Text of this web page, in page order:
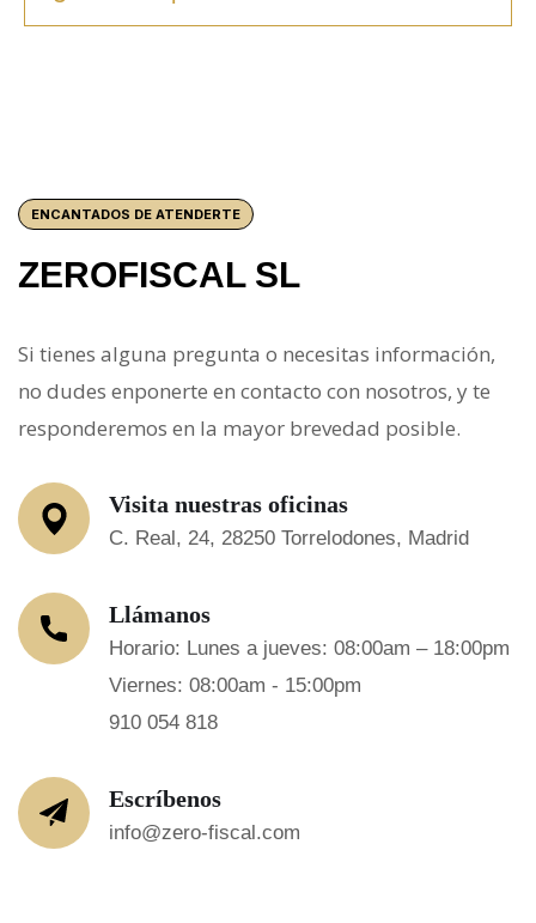
ENCANTADOS DE ATENDERTE
ZEROFISCAL SL
Si tienes alguna pregunta o necesitas información,
no dudes enponerte en contacto con nosotros, y te
responderemos en la mayor brevedad posible.
Visita nuestras oficinas
C. Real, 24, 28250 Torrelodones, Madrid
Llámanos
Horario: Lunes a jueves: 08:00am – 18:00pm
Viernes: 08:00am - 15:00pm
910 054 818
Escríbenos
info@zero-fiscal.com